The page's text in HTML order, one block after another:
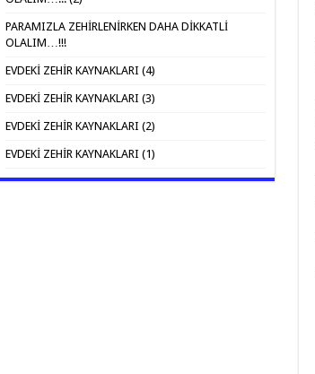
PARAMIZLA ZEHİRLENİRKEN DAHA DİKKATLİ
OLALIM…!!!
EVDEKİ ZEHİR KAYNAKLARI (4)
EVDEKİ ZEHİR KAYNAKLARI (3)
EVDEKİ ZEHİR KAYNAKLARI (2)
EVDEKİ ZEHİR KAYNAKLARI (1)